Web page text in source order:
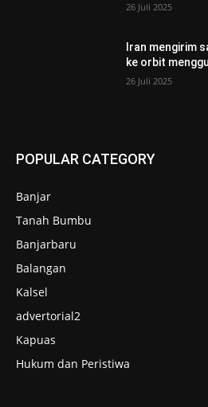
26 Juli 2025
Iran mengirim
ke orbit
26 Juli 2025
POPULAR CATEGORY
Banjar
Tanah Bumbu
Banjarbaru
Balangan
Kalsel
advertorial2
Kapuas
Hukum dan Peristiwa